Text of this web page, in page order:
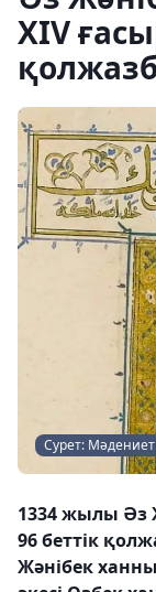
XIV
Сурет: Мәдениет
1334 жылы Әз
96 беттік
Жәнібек